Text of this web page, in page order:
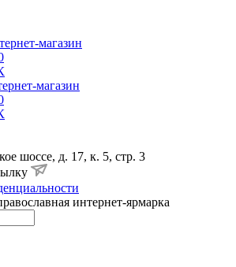
магазин
магазин
шоссе, д. 17, к. 5, стр. 3
интернет-ярмарка